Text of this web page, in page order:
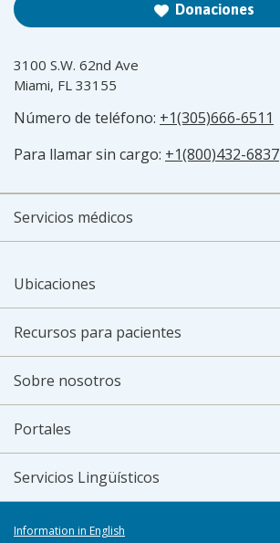
Donaciones
3100 S.W. 62nd Ave
Miami, FL 33155
Número de teléfono: +1(305)666-6511
Para llamar sin cargo: +1(800)432-6837
Servicios médicos
Ubicaciones
Recursos para pacientes
Sobre nosotros
Portales
Servicios Lingüísticos
Information in English